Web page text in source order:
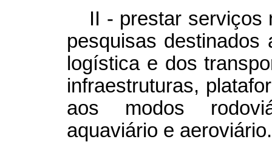
II - prestar serviços
pesquisas destinados
logística e dos
infraestruturas,
aos modos
aquaviário e